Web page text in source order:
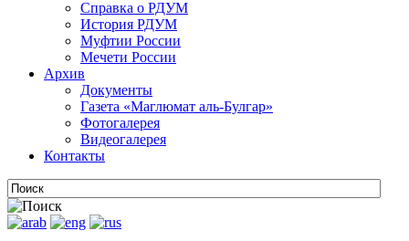
Справка о РДУМ
История РДУМ
Муфтии России
Мечети России
Архив
Документы
Газета «Маглюмат аль-Булгар»
Фотогалерея
Видеогалерея
Контакты